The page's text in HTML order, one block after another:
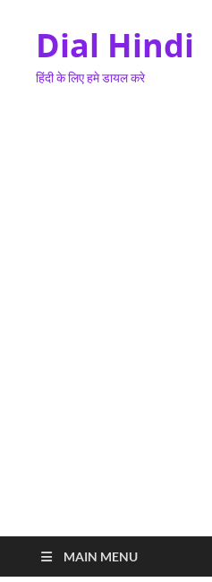
Dial Hindi
हिंदी के लिए हमे डायल करे
MAIN MENU